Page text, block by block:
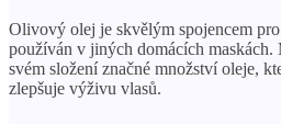
Olivový olej je skvělým spojencem
používán v jiných domácích maskách.
svém složení značné množství oleje,
zlepšuje výživu vlasů.